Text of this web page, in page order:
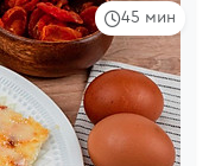
45 мин